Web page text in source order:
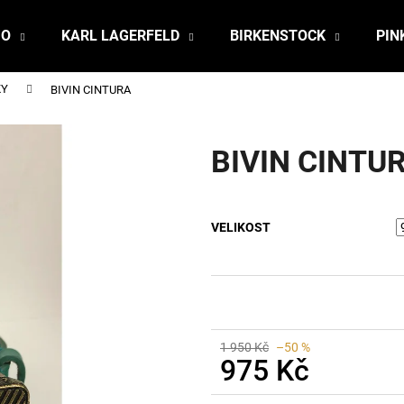
KARL LAGERFELD BIRKENSTOCK
BIVIN CINTURA
BIVIN
VELIKOST
1 950 Kč –50 %
975 Kč
Měrná
Co potřebujete najít?
HLEDAT